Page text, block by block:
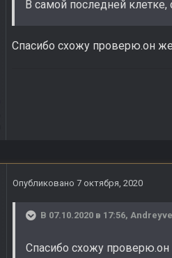
В самой последней
Спасибо схожу проверю.он
Опубликовано 7 октября, 2020
В 07.10.2020 в 17:56,
Спасибо схожу